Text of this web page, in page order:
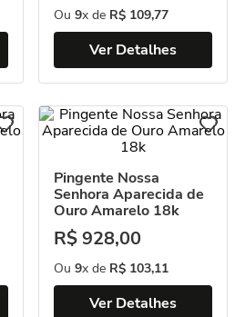
Ou 9x de R$ 109,77
Ver Detalhes
Pingente Nossa
Senhora Aparecida de
Ouro Amarelo 18k
R$928,00
Ou 9x de R$ 103,11
Ver Detalhes